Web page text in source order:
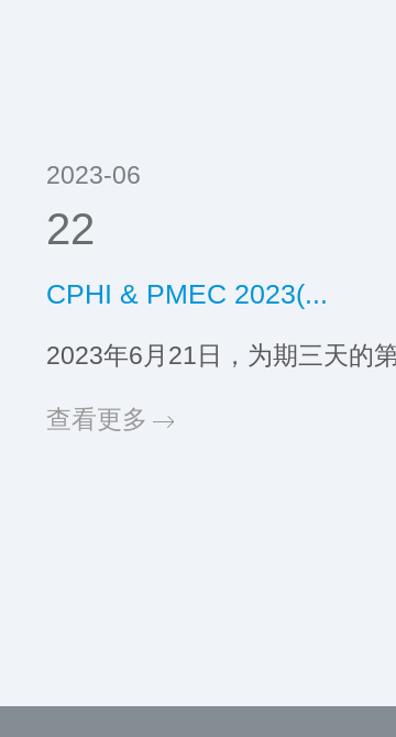
2023-06
22
CPHI & PMEC 2023(...
2023年6月21日，为期三天的
查看更多